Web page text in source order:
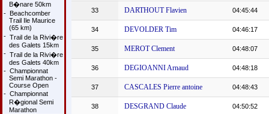
B�nare 50km
- Beachcomber
Trail Ile Maurice
(65 km)
- Trail de la Rivi�re
des Galets 15km
- Trail de la Rivi�re
des Galets 40km
- Championnat
Semi Marathon -
Course Open
- Championnat
R�gional Semi
Marathon
33 DARTHOUT Flavien 04:45:44
34 DEVOLDER Tim 04:46:17
35 MEROT Clement 04:48:07
36 DEGIOANNI Arnaud 04:48:18
37 CASCALES Pierre antoine 04:48:43
38 DESGRAND Claude 04:50:52